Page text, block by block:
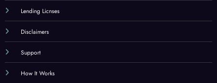
Lending Licnses
Disclaimers
Support
How It Works